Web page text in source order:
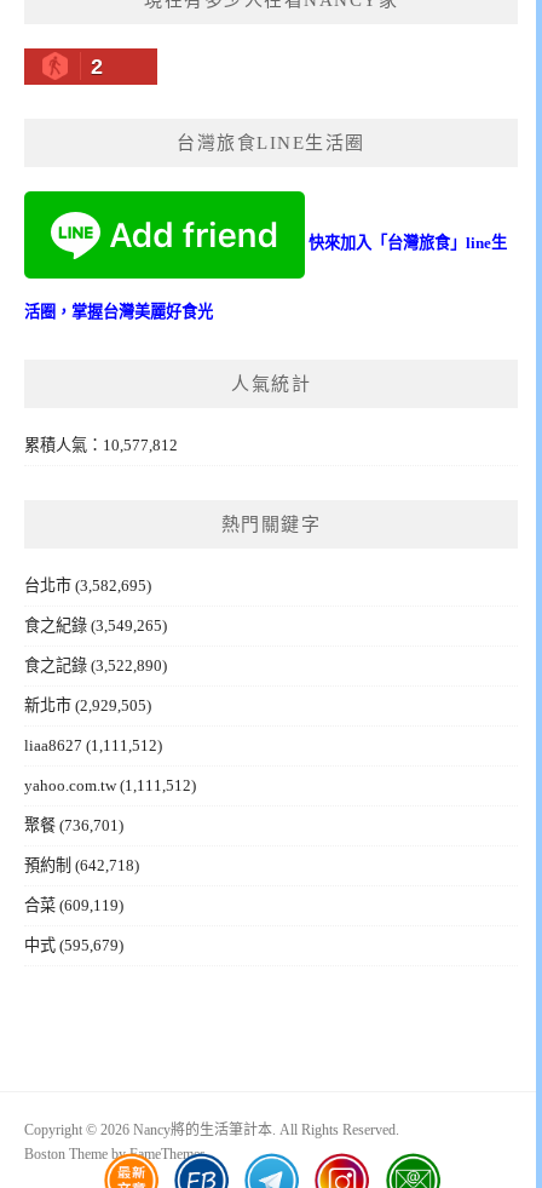
2
台灣旅食LINE生活圈
快來加入「台灣旅食」line生
活圈，掌握台灣美麗好食光
人氣統計
累積人氣：10,577,812
熱門關鍵字
台北市 (3,582,695)
食之紀錄 (3,549,265)
食之記錄 (3,522,890)
新北市 (2,929,505)
liaa8627 (1,111,512)
yahoo.com.tw(1,111,512)
聚餐 (736,701)
預約制 (642,718)
合菜 (609,119)
中式 (595,679)
Copyright © 2026 Nancy將的生活筆計本. All Rights Reserved.
Boston Theme byFameThemes